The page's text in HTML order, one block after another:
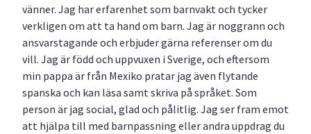
vänner. Jag har erfarenhet som barnvakt och tycker
verkligen om att ta hand om barn. Jag är noggrann och
ansvarstagande och erbjuder gärna referenser om du
vill. Jag är född och uppvuxen i Sverige, och eftersom
min pappa är från Mexiko pratar jag även flytande
spanska och kan läsa samt skriva på språket. Som
person är jag social, glad och pålitlig. Jag ser fram emot
att hjälpa till med barnpassning eller andra uppdrag du